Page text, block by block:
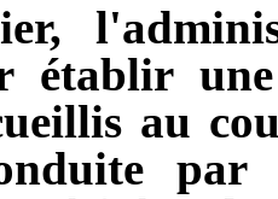
établir
au
par